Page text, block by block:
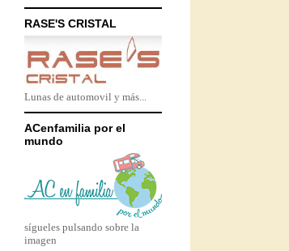
RASE'S CRISTAL
Lunas de automovil y más...
ACenfamilia por el
mundo
sígueles pulsando sobre la
imagen